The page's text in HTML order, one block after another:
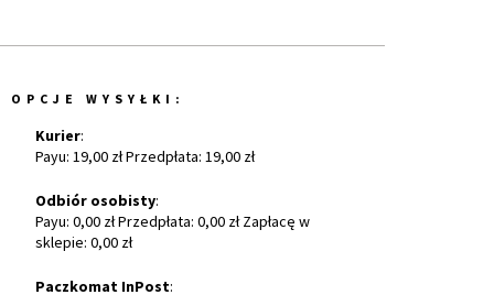
OPCJE WYSYŁKI:
Kurier:
Payu: 19,00 zł Przedpłata: 19,00 zł
Odbiór osobisty:
Payu: 0,00 zł Przedpłata: 0,00 zł Zapłacę w
sklepie: 0,00 zł
Paczkomat InPost: